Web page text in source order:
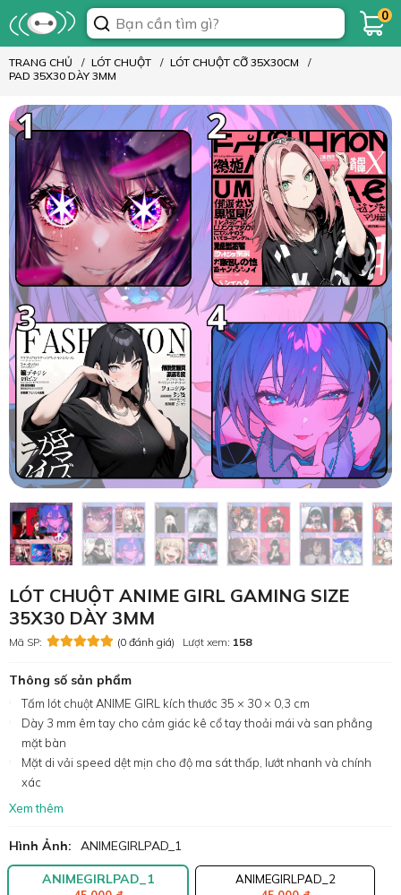
0
TRANG CHỦ LÓT CHUỘT
LÓT CHUỘT CỠ 35X30CM
PAD 35X30 DÀY 3MM
LÓT CHUỘT ANIME GIRL GAMING SIZE
35X30 DÀY 3MM
Mã SP: (0 đánh giá) Lượt xem: 158
Thông số sản phẩm
Tấm lót chuột ANIME GIRL kích thước 35 × 30 × 0,3 cm
Dày 3 mm êm tay cho cảm giác kê cổ tay thoải mái và san phẳng
mặt bàn
Mặt di vải speed dệt mịn cho độ ma sát thấp, lướt nhanh và chính
xác
Xem thêm
Hình Ảnh: ANIMEGIRLPAD_1
ANIMEGIRLPAD_1
ANIMEGIRLPAD_2